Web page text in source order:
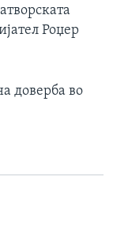
Роџер
доверба во